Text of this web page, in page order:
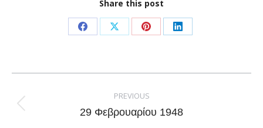
Share this post
Share
Facebook
Share
X
Share
Pinterest
Share
LinkedIn
navigation
PREVIOUS
Previous
29 Φεβρουαρίου 1948